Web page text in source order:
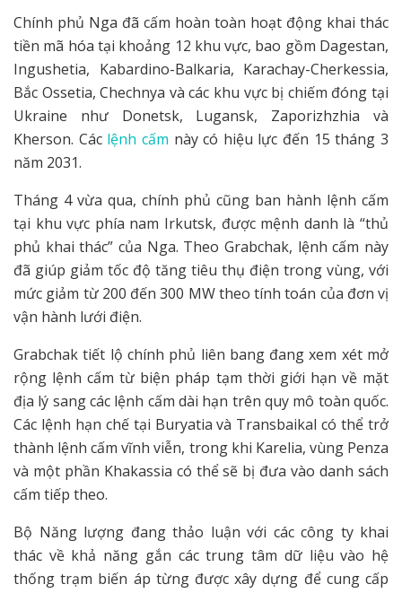
Chính phủ Nga đã cấm hoàn toàn hoạt động khai thác
tiền mã hóa tại khoảng 12 khu vực, bao gồm Dagestan,
Ingushetia, Kabardino-Balkaria, Karachay-Cherkessia,
Bắc Ossetia, Chechnya và các khu vực bị chiếm đóng tại
Ukraine như Donetsk, Lugansk, Zaporizhzhia và
Kherson. Các lệnh cấm này có hiệu lực đến 15 tháng 3
năm 2031.
Tháng 4 vừa qua, chính phủ cũng ban hành lệnh cấm
tại khu vực phía nam Irkutsk, được mệnh danh là “thủ
phủ khai thác” của Nga. Theo Grabchak, lệnh cấm này
đã giúp giảm tốc độ tăng tiêu thụ điện trong vùng, với
mức giảm từ 200 đến 300 MW theo tính toán của đơn vị
vận hành lưới điện.
Grabchak tiết lộ chính phủ liên bang đang xem xét mở
rộng lệnh cấm từ biện pháp tạm thời giới hạn về mặt
địa lý sang các lệnh cấm dài hạn trên quy mô toàn quốc.
Các lệnh hạn chế tại Buryatia và Transbaikal có thể trở
thành lệnh cấm vĩnh viễn, trong khi Karelia, vùng Penza
và một phần Khakassia có thể sẽ bị đưa vào danh sách
cấm tiếp theo.
Bộ Năng lượng đang thảo luận với các công ty khai
thác về khả năng gắn các trung tâm dữ liệu vào hệ
thống trạm biến áp từng được xây dựng để cung cấp